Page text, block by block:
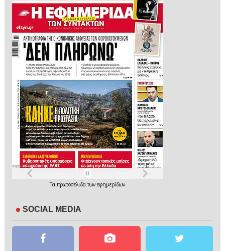
Τα πρωτοσέλιδατων εφημερίδων
SOCIAL MEDIA